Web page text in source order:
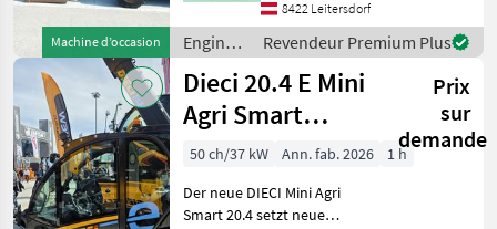
Machine d’occasion
7 Meter Hubhöhe 63 KW
Kubota Turbo Motor nur
8422 Leitersdorf
Engins
de
chantier
/ Ausa
Revendeur Premium Plus
Dieci 20.4 E Mini
Agri Smart
ELEKTRO
Teleskoplader
TOP
Prix
sur
demande
50 ch/37 kW Ann. fab. 2026
1 h
Der neue DIECI Mini Agri
Smart 20.4 setzt neue